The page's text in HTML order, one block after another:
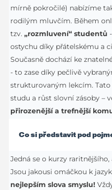
mírně pokročilé) nabízíme
rodilým mluvčím. Během
tzv.„rozmluvení“ studentů
ostychu díky přátelskému a
Současně dochází ke
- to zase díky pečlivě
strukturovaným lekcím.
studu a růst slovní zásoby –
přirozenější a trefnější
Co si představit pod
Jedná se o kurzy
Jsou jakousi omáčkou k
nejlepším slova smyslu!